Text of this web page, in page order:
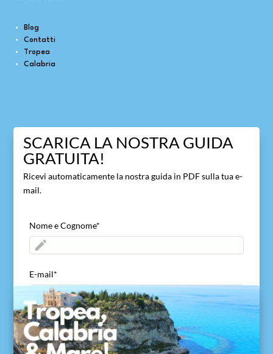
Blog
Contatti
Tropea
Calabria
SCARICA LA NOSTRA GUIDA
GRATUITA!
Ricevi automaticamente la nostra guida in PDF sulla tua e-
mail.
Nome e Cognome*
E-mail*
ACCETTO di inviare il mio nome ed e-mail*
Acconsento a viaggivacanzecalabria.com alla